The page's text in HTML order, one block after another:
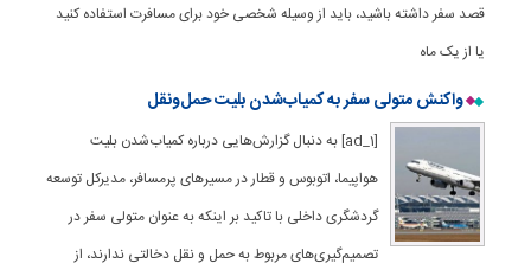
قصد سفر داشته باشید، باید از وسیله شخصی خود برای مسافرت استفاده کنید
یا از یک ماه
واکنش متولی سفر به کمیاب‌شدن بلیت حمل‌ونقل
[ad_1] به دنبال گزارش‌هایی درباره کمیاب‌شدن بلیت
هواپیما، اتوبوس و قطار در مسیرهای پرمسافر، مدیرکل توسعه
گردشگری داخلی با تاکید بر اینکه به عنوان متولی سفر در
تصمیم‌گیری‌های مربوط به حمل و نقل دخالتی ندارند، از